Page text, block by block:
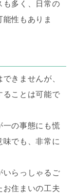
も多く、日常の
性もありま
きませんが、
ることは可能で
一の事態にも慌
味でも、非常に
いらっしゃるご
お住まいの工夫